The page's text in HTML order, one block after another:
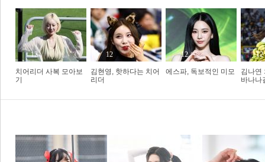
3
12
치어리더 사복 모아보
기
12
김현영, 핫하다는 치어
리더
12
에스파, 독보적인 미모
12
김나연
바나나